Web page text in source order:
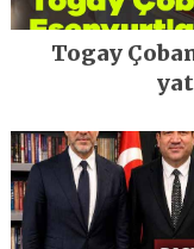
Togay